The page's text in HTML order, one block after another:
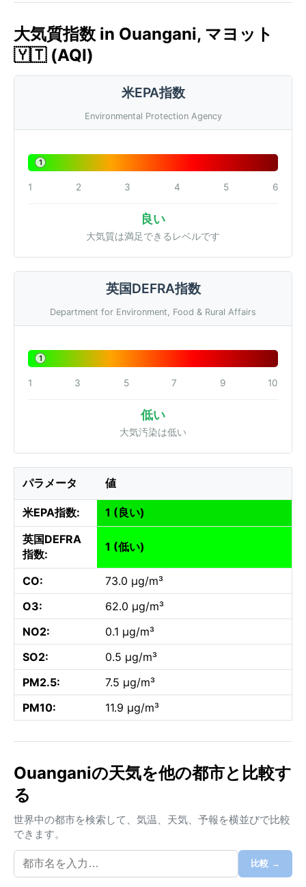
大気質指数 in Ouangani, マヨット
🇾🇹 (AQI)
米EPA指数
Environmental Protection Agency
1
1 2 3 4 5 6
良い
大気質は満足できるレベルです
英国DEFRA指数
Department for Environment, Food & Rural Affairs
1
1 3 5 7 9 10
低い
大気汚染は低い
パラメータ 値
米EPA指数:
1 (良い)
英国DEFRA
指数:
1 (低い)
CO:
73.0 µg/m³
O3:
62.0 µg/m³
NO2:
0.1 µg/m³
SO2:
0.5 µg/m³
PM2.5:
7.5 µg/m³
PM10:
11.9 µg/m³
Ouanganiの天気を他の都市と比較す
る
世界中の都市を検索して、気温、天気、予報を横並びで比較
できます。
比較 →